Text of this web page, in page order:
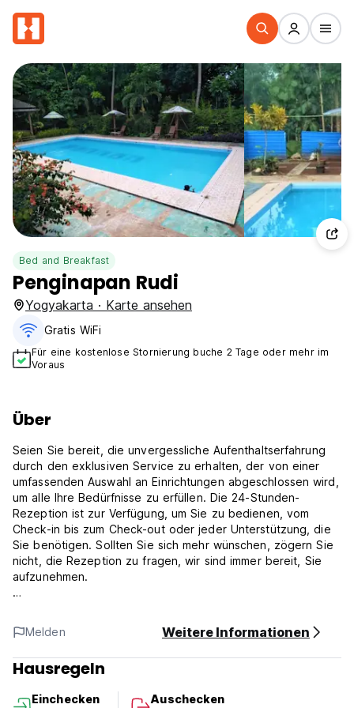
Bed and Breakfast
Penginapan Rudi
Yogyakarta · Karte ansehen
Gratis WiFi
Für eine kostenlose Stornierung buche 2 Tage oder mehr im
Voraus
Über
Seien Sie bereit, die unvergessliche Aufenthaltserfahrung
durch den exklusiven Service zu erhalten, der von einer
umfassenden Auswahl an Einrichtungen abgeschlossen wird,
um alle Ihre Bedürfnisse zu erfüllen. Die 24-Stunden-
Rezeption ist zur Verfügung, um Sie zu bedienen, vom
Check-in bis zum Check-out oder jeder Unterstützung, die
Sie benötigen. Sollten Sie sich mehr wünschen, zögern Sie
nicht, die Rezeption zu fragen, wir sind immer bereit, Sie
aufzunehmen.
14:00 - 00:00
Kasse
00:00 - 12:00
Stornierung/
Stornierungs- und Vorauszahlungsrichtlinien variieren je
Melden Weitere Informationen
Hausregeln
Einchecken
Auschecken